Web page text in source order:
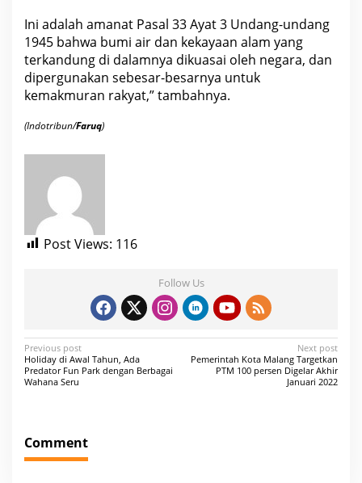
Ini adalah amanat Pasal 33 Ayat 3 Undang-undang
1945 bahwa bumi air dan kekayaan alam yang
terkandung di dalamnya dikuasai oleh negara, dan
dipergunakan sebesar-besarnya untuk
kemakmuran rakyat,” tambahnya.
(Indotribun/Faruq)
Post Views: 116
Follow Us
P
o
n
a
Previous post
Holiday di Awal Tahun, Ada
Predator Fun Park dengan Berbagai
Wahana Seru
Next post
Pemerintah Kota Malang Targetkan
PTM 100 persen Digelar Akhir
Januari 2022
Comment